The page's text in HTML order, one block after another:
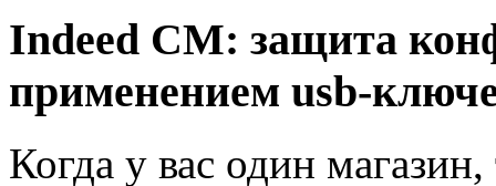
Indeed CM: защита
применением usb-
Когда у вас один